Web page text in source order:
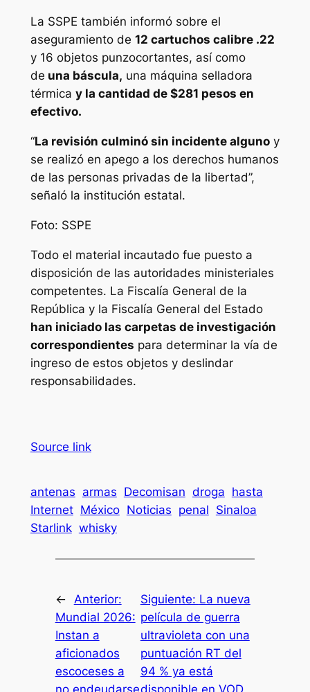
La SSPE también informó sobre el
aseguramiento de 12 cartuchos calibre .22
y 16 objetos punzocortantes, así como
de una báscula, una máquina selladora
térmica y la cantidad de $281 pesos en
efectivo.
“La revisión culminó sin incidente algunoy
se realizó en apego a los derechos humanos
de las personas privadas de la libertad”,
señaló la institución estatal.
Foto: SSPE
Todo el material incautado fue puesto a
disposición de las autoridades ministeriales
competentes. La Fiscalía General de la
República y la Fiscalía General del Estado
han iniciado las carpetas de investigación
correspondientes para determinar la vía de
ingreso de estos objetos y deslindar
responsabilidades.
Source link
antenas armas Decomisan droga hasta
Internet México Noticias penal Sinaloa
Starlink whisky
← Anterior:
Mundial 2026:
Instan a
aficionados
escoceses a
Siguiente: La nueva
película de guerra
ultravioleta con una
puntuación RT del
94 % ya está